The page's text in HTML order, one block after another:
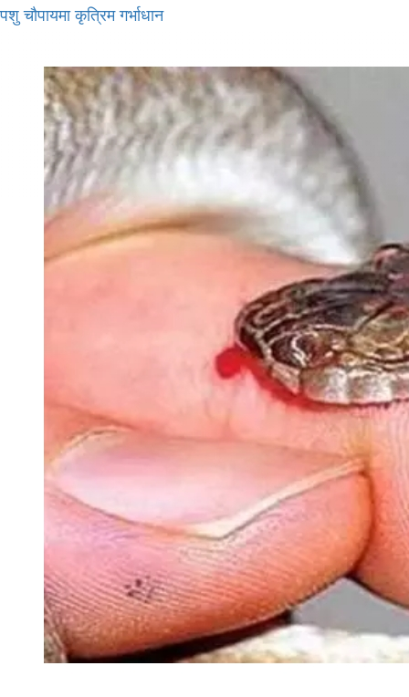
पशु चौपायमा कृत्रिम गर्भाधान